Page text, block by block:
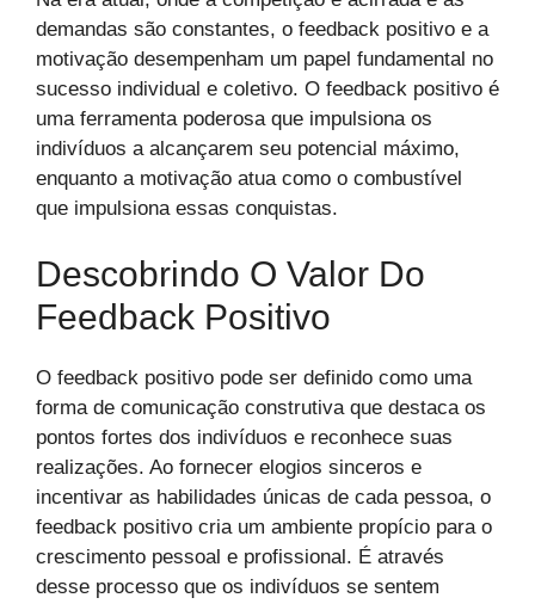
demandas são constantes, o feedback positivo e a
motivação desempenham um papel fundamental no
sucesso individual e coletivo. O feedback positivo é
uma ferramenta poderosa que impulsiona os
indivíduos a alcançarem seu potencial máximo,
enquanto a motivação atua como o combustível
que impulsiona essas conquistas.
Descobrindo O Valor Do
Feedback Positivo
O feedback positivo pode ser definido como uma
forma de comunicação construtiva que destaca os
pontos fortes dos indivíduos e reconhece suas
realizações. Ao fornecer elogios sinceros e
incentivar as habilidades únicas de cada pessoa, o
feedback positivo cria um ambiente propício para o
crescimento pessoal e profissional. É através
desse processo que os indivíduos se sentem